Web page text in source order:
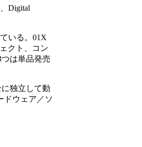
Digital
いる。01X
クト、コン
つは単品発売
独立して動
ドウェア／ソ